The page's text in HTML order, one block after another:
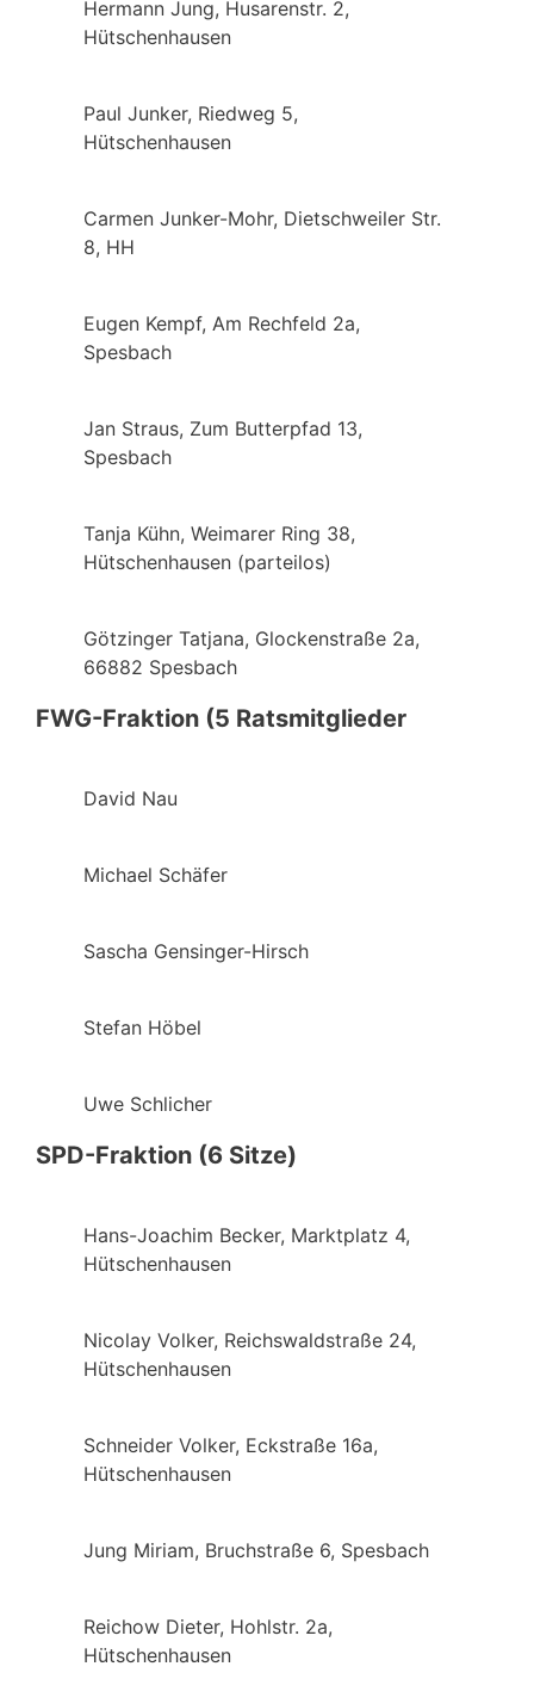
Hermann Jung, Husarenstr. 2,
Hütschenhausen
Paul Junker, Riedweg 5,
Hütschenhausen
Carmen Junker-Mohr, Dietschweiler Str.
8, HH
Eugen Kempf, Am Rechfeld 2a,
Spesbach
Jan Straus, Zum Butterpfad 13,
Spesbach
Tanja Kühn, Weimarer Ring 38,
Hütschenhausen (parteilos)
Götzinger Tatjana, Glockenstraße 2a,
66882 Spesbach
FWG-Fraktion (5 Ratsmitglieder
David Nau
Michael Schäfer
Sascha Gensinger-Hirsch
Stefan Höbel
Uwe Schlicher
SPD-Fraktion (6 Sitze)
Hans-Joachim Becker, Marktplatz 4,
Hütschenhausen
Nicolay Volker, Reichswaldstraße 24,
Hütschenhausen
Schneider Volker, Eckstraße 16a,
Hütschenhausen
Jung Miriam, Bruchstraße 6, Spesbach
Reichow Dieter, Hohlstr. 2a,
Hütschenhausen